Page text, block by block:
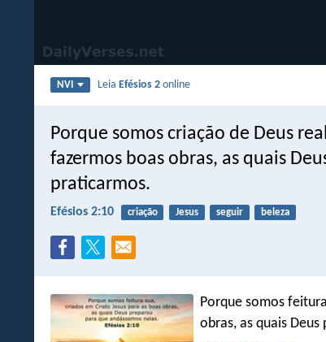
NVI LeiaEfésios 2 online
Porque somos criação de Deus
fazermos boas obras, as quais
praticarmos.
Efésios 2:10 criação Jesus seguir beleza
Porque somos
obras, as quais